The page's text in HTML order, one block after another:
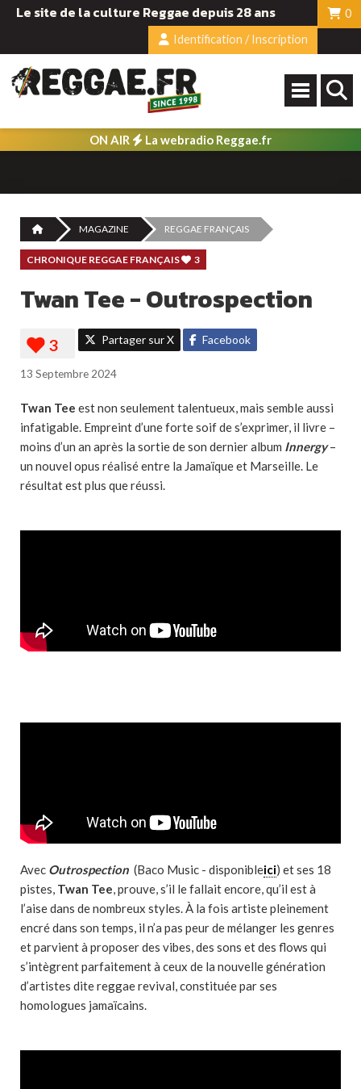
Le site de la culture Reggae depuis 28 ans
0
Identification / Inscription
ON AIR La webradio Reggae.fr
MAGAZINE REGGAE FRANÇAIS
CHRONIQUE REGGAE FRANÇAIS 3
Twan Tee - Outrospection
Partager sur X Facebook
13 Septembre 2024
Twan Tee est non seulement talentueux, mais semble aussi
infatigable. Empreint d’une forte soif de s’exprimer, il livre –
moins d’un an après la sortie de son dernier album Innergy–
un nouvel opus réalisé entre la Jamaïque et Marseille. Le
résultat est plus que réussi.
Avec Outrospection (Baco Music - disponibleici) et ses 18
pistes, Twan Tee, prouve, s’il le fallait encore, qu’il est à
l’aise dans de nombreux styles. À la fois artiste pleinement
encré dans son temps, il n’a pas peur de mélanger les genres
et parvient à proposer des vibes, des sons et des flows qui
s’intègrent parfaitement à ceux de la nouvelle génération
d’artistes dite reggae revival, constituée par ses
homologues jamaïcains.